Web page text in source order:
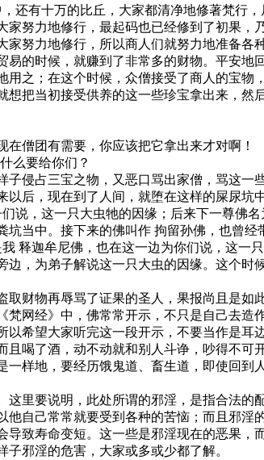
还有十万的比丘，大家都清净地修著梵行
努力地修行，最起码也已经修到了初果，
努力地修行，所以商人们就努力地准备各
的时候，就赚到了非常多的财物。平安地
之；在这个时候，众僧接受了商人的宝物
把当初接受供养的这一些珍宝拿出来，然
僧团有需要，你应该把它拿出来才对啊！
么要给你们？
侵占三宝之物，又恶口骂出家僧，骂这一
后，现在到了人间，就堕在这样的屎尿坑
说，这一只大虫牠的因缘；后来下一尊佛
当中。接下来的佛叫作 拘留孙佛，也曾经
释迦牟尼佛，也在这一边为你们说，这一
，为弟子解说这一只大虫的因缘。这个时
财物再辱骂了证果的圣人，果报尚且是如
网经》中，佛常常开示，不只是自己去造
希望大家听完这一段开示，不要当作是耳边
喝了酒，动不动就和别人斗诤，吵得不可
样地，要经历饿鬼道、畜生道，即使回到
里要说明，此处所谓的邪淫，是指合法的
自己常常就要受到各种的苦恼；而且邪淫
致寿命变短。这一些是邪淫现在的恶果，
邪淫的危害，大家或多或少都了解。